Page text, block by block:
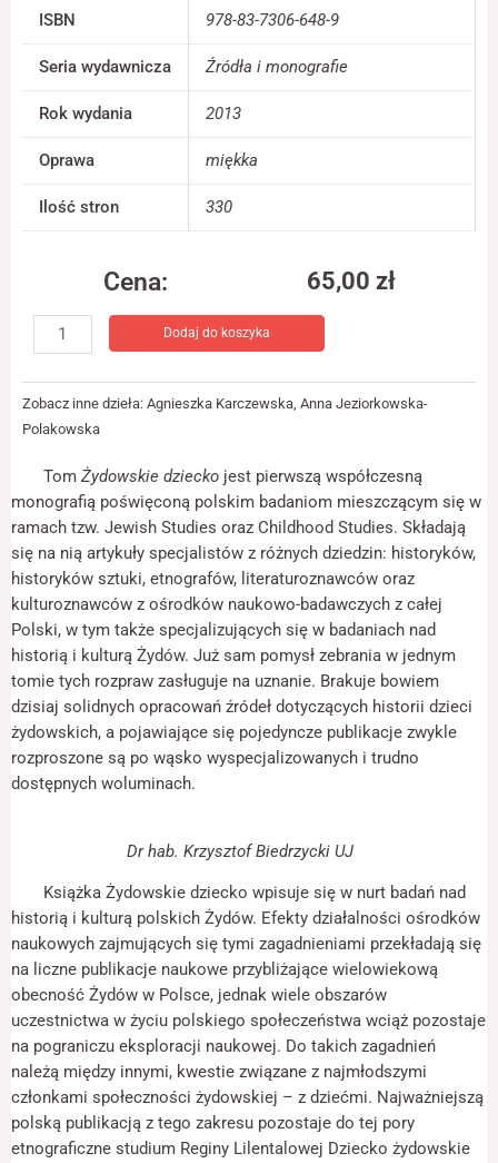
ISBN 978-83-7306-648-9
Seria wydawnicza Źródła i monografie
Rok wydania 2013
Oprawa miękka
Ilość stron 330
Cena: 65,00 zł
ilość
Żydowskie
Dodaj do koszyka
Zobacz inne dzieła: Agnieszka Karczewska Anna Jeziorkowska-
Polakowska
TomŻydowskie dziecko jest pierwszą współczesną
monografią poświęconą polskim badaniom mieszczącym się w
ramach tzw. Jewish Studies oraz Childhood Studies. Składają
się na nią artykuły specjalistów z różnych dziedzin: historyków,
historyków sztuki, etnografów, literaturoznawców oraz
kulturoznawców z ośrodków naukowo-badawczych z całej
Polski, w tym także specjalizujących się w badaniach nad
historią i kulturą Żydów. Już sam pomysł zebrania w jednym
tomie tych rozpraw zasługuje na uznanie. Brakuje bowiem
dzisiaj solidnych opracowań źródeł dotyczących historii dzieci
żydowskich, a pojawiające się pojedyncze publikacje zwykle
rozproszone są po wąsko wyspecjalizowanych i trudno
dostępnych woluminach.
Dr hab. Krzysztof Biedrzycki UJ
Książka Żydowskie dziecko wpisuje się w nurt badań nad
historią i kulturą polskich Żydów. Efekty działalności ośrodków
naukowych zajmujących się tymi zagadnieniami przekładają się
na liczne publikacje naukowe przybliżające wielowiekową
obecność Żydów w Polsce, jednak wiele obszarów
uczestnictwa w życiu polskiego społeczeństwa wciąż pozostaje
na pograniczu eksploracji naukowej. Do takich zagadnień
należą między innymi, kwestie związane z najmłodszymi
członkami społeczności żydowskiej – z dziećmi. Najważniejszą
polską publikacją z tego zakresu pozostaje do tej pory
etnograficzne studium Reginy Lilentalowej Dziecko żydowskie
strony
internetowej,
na podstawie
Doświadczenie
twojego przejścia
odrzucisz te pliki
strony
internetowej.
Marketing
Udostępniając
zainteresowania i
zachowania
podczas
odwiedzania naszej
strony, zwiększasz
szansę na
zobaczenie
spersonalizowanych
treści i ofert.